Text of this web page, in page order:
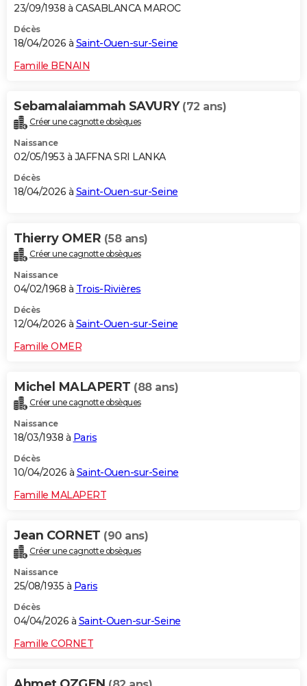
23/09/1938 à CASABLANCA MAROC
Décès
18/04/2026 à Saint-Ouen-sur-Seine
Famille BENAIN
Sebamalaiammah SAVURY (72 ans)
Créer une cagnotte obsèques
Naissance
02/05/1953 à JAFFNA SRI LANKA
Décès
18/04/2026 à Saint-Ouen-sur-Seine
Thierry OMER (58 ans)
Créer une cagnotte obsèques
Naissance
04/02/1968 à Trois-Rivières
Décès
12/04/2026 à Saint-Ouen-sur-Seine
Famille OMER
Michel MALAPERT (88 ans)
Créer une cagnotte obsèques
Naissance
18/03/1938 à Paris
Décès
10/04/2026 à Saint-Ouen-sur-Seine
Famille MALAPERT
Jean CORNET (90 ans)
Créer une cagnotte obsèques
Naissance
25/08/1935 à Paris
Décès
04/04/2026 à Saint-Ouen-sur-Seine
Famille CORNET